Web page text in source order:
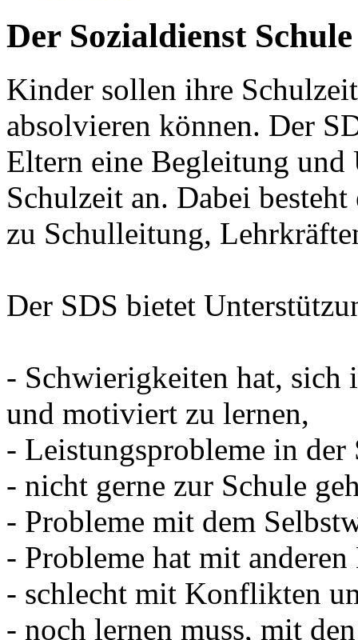
Der Sozialdienst
Kinder sollen ihre
absolvieren können. Der
Eltern eine Begleitung und
Schulzeit an. Dabei
zu Schulleitung,
Der SDS bietet
- Schwierigkeiten hat, sich
und motiviert zu lernen,
- Leistungsprobleme in der
- nicht gerne zur Schule
- Probleme mit dem
- Probleme hat mit
- schlecht mit Konflikten
- noch lernen muss, mit